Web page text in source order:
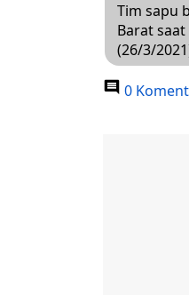
Tim sapu
Barat
(26/3/
0